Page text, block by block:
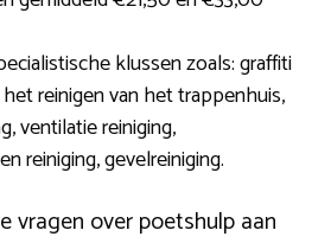
klussen zoals: graffiti
reinigen van het trappenhuis,
ventilatie reiniging,
reiniging, gevelreiniging.
vragen over poetshulp aan